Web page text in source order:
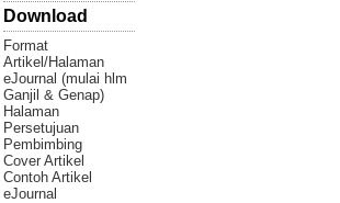
Download
Format
Artikel/Halaman
eJournal (mulai hlm
Ganjil & Genap)
Halaman
Persetujuan
Pembimbing
Cover Artikel
Contoh Artikel
eJournal